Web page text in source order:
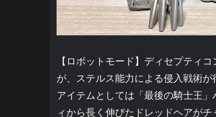
【ロボットモード】ディセプティ
が、ステルス能力による侵入戦術が
アイテムとしては「最後の騎士王
ィから長く伸びたドレッドヘアが